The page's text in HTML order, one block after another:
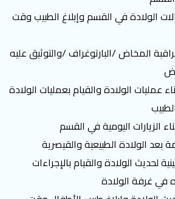
الولادة في القسم وإبلاغ الطبيب وقت
المخاض /البارتوغراف /والتوثيق عليه
عمليات الولادة والقيام بعمليات الولادة
الزيارات اليومية في القسم
بعد الولادة الطبيعية والقيصرية
لحديث الولادة والقيام بالإجراءات
في غرفة الولادة